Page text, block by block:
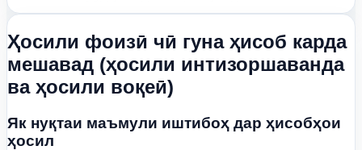
Ҳосили фоизӣ чӣ гуна ҳисоб карда
мешавад (ҳосили интизоршаванда
ва ҳосили воқеӣ)
Як нуқтаи маъмули иштибоҳ дар ҳисобҳои
ҳосил